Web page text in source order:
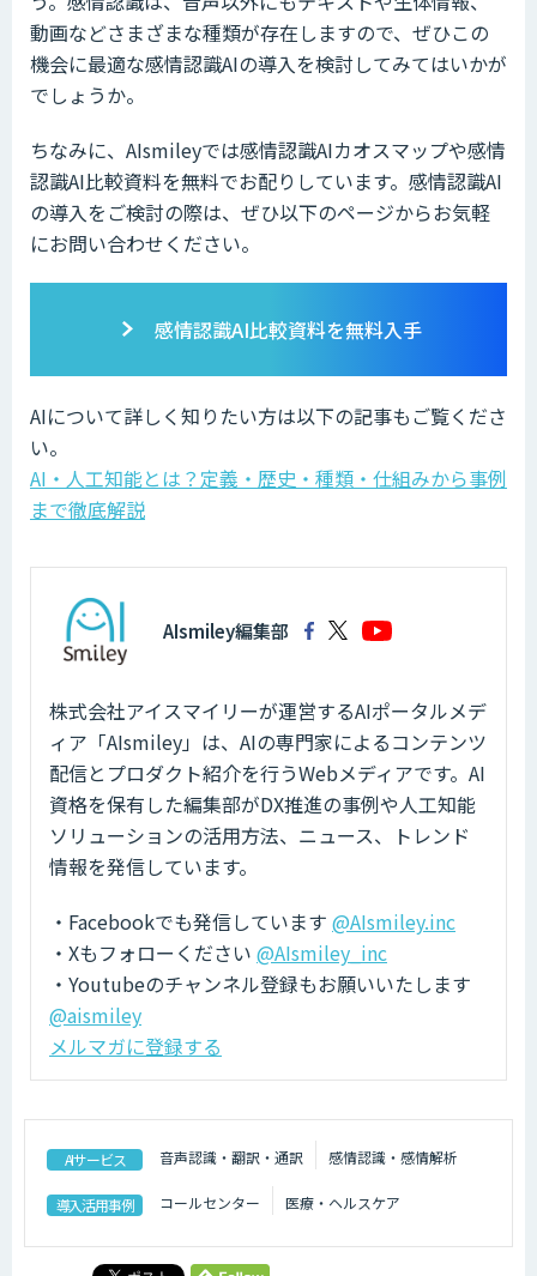
動画などさまざまな種類が存在しますので、ぜひこの
機会に最適な感情認識AIの導入を検討してみてはいかが
でしょうか。
ちなみに、AIsmileyでは感情認識AIカオスマップや感情
認識AI比較資料を無料でお配りしています。感情認識AI
の導入をご検討の際は、ぜひ以下のページからお気軽
にお問い合わせください。
感情認識AI比較資料を無料入手
AIについて詳しく知りたい方は以下の記事もご覧くださ
い。
AI・人工知能とは？定義・歴史・種類・仕組みから事例
まで徹底解説
AIsmiley編集部
株式会社アイスマイリーが運営するAIポータルメデ
ィア「AIsmiley」は、AIの専門家によるコンテンツ
配信とプロダクト紹介を行うWebメディアです。AI
資格を保有した編集部がDX推進の事例や人工知能
ソリューションの活用方法、ニュース、トレンド
情報を発信しています。
・Facebookでも発信しています @AIsmiley.inc
・Xもフォローください @AIsmiley_inc
・Youtubeのチャンネル登録もお願いいたします
@aismiley
メルマガに登録する
AIサービス 音声認識・翻訳・通訳 感情認識・感情解析
導入活用事例 コールセンター 医療・ヘルスケア